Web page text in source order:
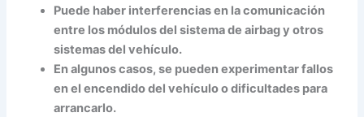
Puede haber interferencias en la comunicación
entre los módulos del sistema de airbag y otros
sistemas del vehículo.
En algunos casos, se pueden experimentar fallos
en el encendido del vehículo o dificultades para
arrancarlo.